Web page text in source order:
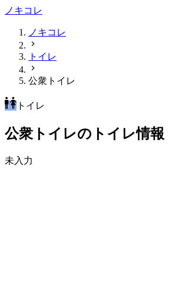
ノキコレ
ノキコレ
トイレ
公衆トイレ
トイレ
公衆トイレのトイレ情報
未入力